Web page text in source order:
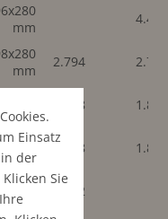
mm
4.468
mm
2.794 2.794
1.818 1.818
mm
1.818 1.818
1.022
Einsatz
der
Klicken Sie